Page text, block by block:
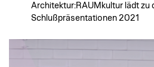
Architektur:RAUMkultur lädt zu
Schlußpräsentationen 2021